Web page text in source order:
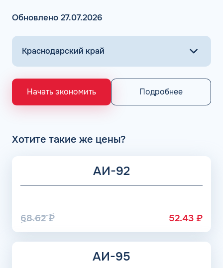
горючего на проверенных АЗС осуществляется всего в
Основными поставщиками для АЗС Flash являются
выпускающие лучшее топливо в стране экологического
класса Евро 5: ООО «Газпром добыча Астрахань» ПАО
«Газпром», Рязанский НПЗ, Саратовский НПЗ, Уфимский
НПЗ группы Роснефть. АЗС Flash и АГЗС компании
Обновлено 27.07.2026
Начать экономить Подробнее
Хотите такие же цены?
АИ-92
68.62₽ 52.43 ₽
АИ-95